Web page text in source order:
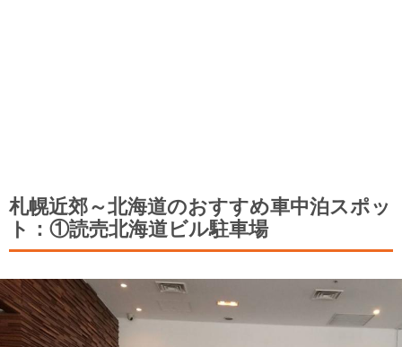
札幌近郊～北海道のおすすめ車中泊スポッ
ト：①読売北海道ビル駐車場